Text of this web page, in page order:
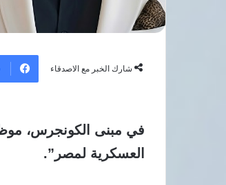
شارك الخبر مع الاصدقاء
العسكرية لمصر”.